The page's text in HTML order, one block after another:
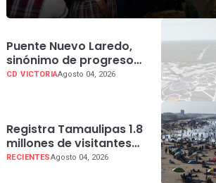
Puente Nuevo Laredo,
sinónimo de progreso
para Tamaulipas
CD VICTORIAAgosto 04, 2026
Registra Tamaulipas 1.8
millones de visitantes
durante el verano y
RECIENTESAgosto 04, 2026